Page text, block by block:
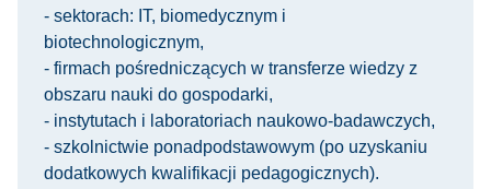
- sektorach: IT, biomedycznym i
biotechnologicznym,
- firmach pośredniczących w transferze wiedzy z
obszaru nauki do gospodarki,
- instytutach i laboratoriach naukowo-badawczych,
- szkolnictwie ponadpodstawowym (po uzyskaniu
dodatkowych kwalifikacji pedagogicznych).